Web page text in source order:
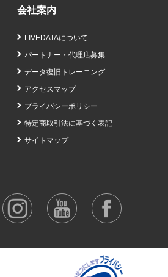
会社案内
LIVEDATAについて
パートナー・代理店募集
データ復旧トレーニング
アクセスマップ
プライバシーポリシー
特定商取引法に基づく表記
サイトマップ